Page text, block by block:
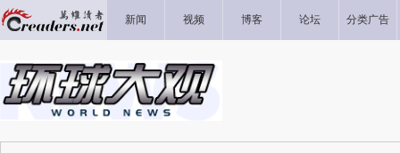
新闻 视频 博客 论坛 分类广告